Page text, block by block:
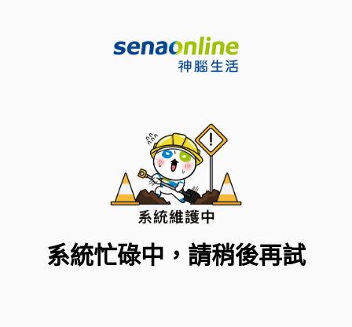
系統忙碌中，請稍後再試